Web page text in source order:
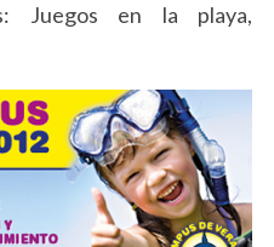
Juegos en la playa,